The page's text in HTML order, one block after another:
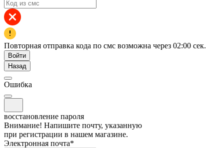
Повторная отправка кода по смс возможна через 02:00 сек.
Войти
Назад
Ошибка
восстановление пароля
Внимание! Напишите почту, указанную
при регистрации в нашем магазине.
Электронная почта*